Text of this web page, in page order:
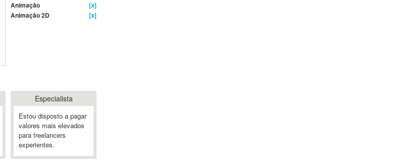
Animação
[x]
Animação 2D
[x]
Especialista
Estou disposto a pagar
valores mais elevados
para freelancers
experientes.